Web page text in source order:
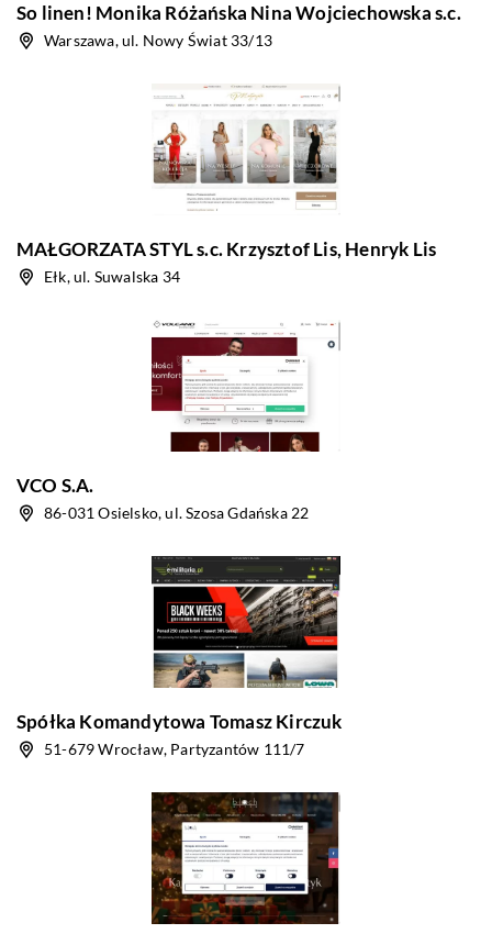
So linen! Monika Różańska Nina Wojciechowska s.c.
Warszawa, ul. Nowy Świat 33/13
MAŁGORZATA STYL s.c. Krzysztof Lis, Henryk Lis
Ełk, ul. Suwalska 34
VCO S.A.
86-031 Osielsko, ul. Szosa Gdańska 22
Spółka Komandytowa Tomasz Kirczuk
51-679 Wrocław, Partyzantów 111/7